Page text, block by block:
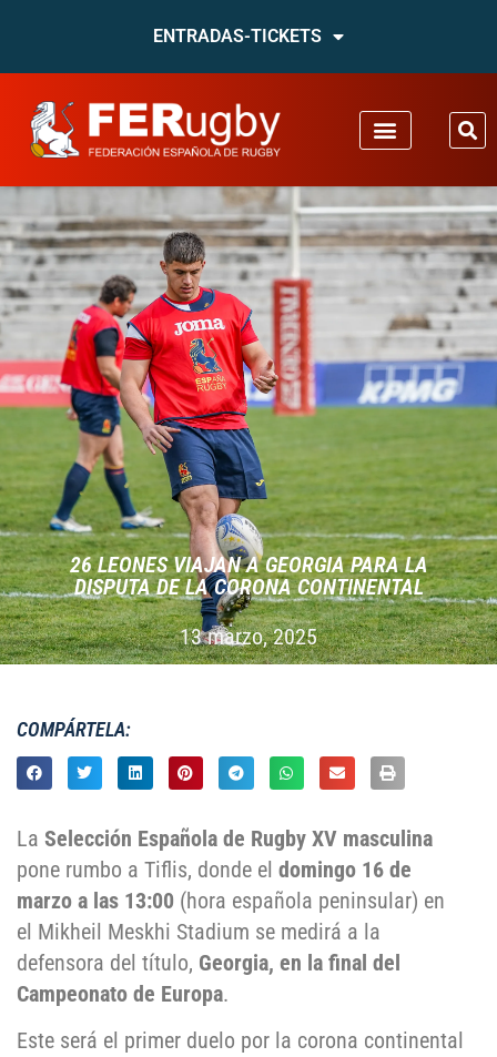
ENTRADAS-TICKETS
26 LEONES VIAJAN A GEORGIA PARA LA
DISPUTA DE LA CORONA CONTINENTAL
13 marzo, 2025
COMPÁRTELA:
La Selección Española de Rugby XV masculina
pone rumbo a Tiflis, donde el domingo 16 de
marzo a las 13:00 (hora española peninsular) en
el Mikheil Meskhi Stadium se medirá a la
defensora del título, Georgia, en la final del
Campeonato de Europa.
Este será el primer duelo por la corona continental